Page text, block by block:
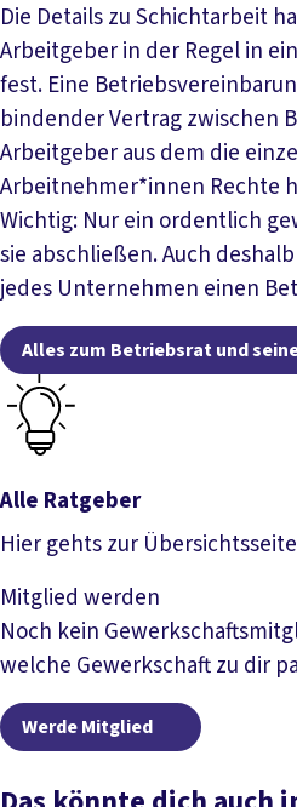
Die Details zu Schichtarbeit
Arbeitgeber in der Regel in
fest. Eine
bindender Vertrag zwischen
Arbeitgeber aus dem die
Arbeitnehmer*innen Rechte
Wichtig: Nur ein ordentlich
sie abschließen. Auch
jedes Unternehmen einen
Alles zum Betriebsrat und
Alle Ratgeber
Hier gehts zur
Alle Ratgeber
Mitglied werden
Noch kein
welche Gewerkschaft zu dir
Werde Mitglied Werde